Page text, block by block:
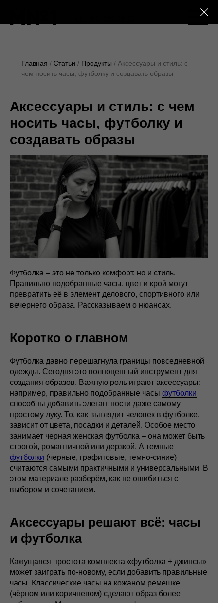
Главная Статьи Продукты
Аксессуары и стиль: с
чем носить часы, футболку и создавать образы
Аксессуары и стиль: с чем
носить часы, футболку и
создавать образы
Футболка – это не только комфорт, но и стиль.
Правильно подобранные часы, цвет и крой могут
превратить её в элемент делового, спортивного или
вечернего образа. Рассказываем о нюансах.
Коротко о главном
Футболка давно перешагнула границы повседневной
одежды. Сегодня это полноценный инструмент для
создания образов. Важную роль играют аксессуары:
например, правильно подобранные часы футболки
способны добавить элегантности даже самому
простому луку. То, как выглядит человек в футболке,
зависит от цвета, посадки и деталей. Особое место
занимает черная женская футболка – она может быть
строгой, романтичной или дерзкой. А темные
футболки (черные, графитовые, темно-синие)
считаются самыми практичными и универсальными. В
этом материале разберём, как не ошибиться с
выбором и сочетанием.
Аксессуары решают всё: часы
и футболка
Кажущаяся простота комплекта «футболка + джинсы»
может заиграть по-новому, если добавить правильные
часы. Классические часы на кожаном ремешке
(чёрном или коричневом) сделают образ более